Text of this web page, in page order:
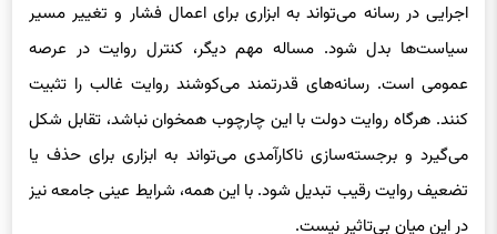
اجرایی در رسانه می‌تواند به ابزاری برای اعمال فشار و تغییر مسیر
سیاست‌ها بدل شود. مساله مهم دیگر، کنترل روایت در عرصه
عمومی است. رسانه‌های قدرتمند می‌کوشند روایت غالب را تثبیت
کنند. هرگاه روایت دولت با این چارچوب همخوان نباشد، تقابل شکل
می‌گیرد و برجسته‌سازی ناکارآمدی می‌تواند به ابزاری برای حذف یا
تضعیف روایت رقیب تبدیل شود. با این همه، شرایط عینی جامعه نیز
در این میان بی‌تاثیر نیست.